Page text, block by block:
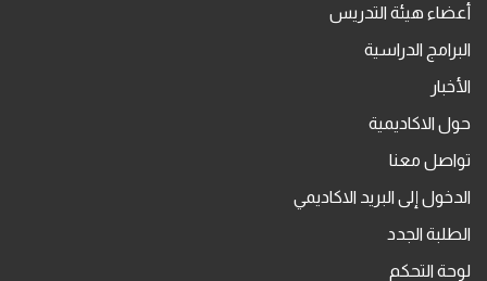
أعضاء هيئة التدريس
البرامج الدراسية
الأخبار
حول الاكاديمية
تواصل معنا
الدخول إلى البريد الاكاديمي
الطلبة الجدد
لوحة التحكم